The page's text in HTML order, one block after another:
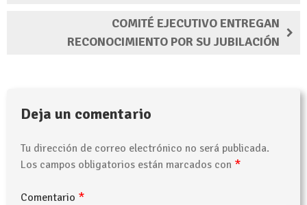
COMITÉ EJECUTIVO ENTREGAN
RECONOCIMIENTO POR SU JUBILACIÓN
Deja un comentario
Tu dirección de correo electrónico no será publicada.
Los campos obligatorios están marcados con *
Comentario *